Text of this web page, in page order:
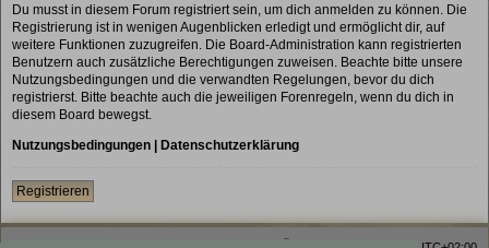
Du musst in diesem Forum registriert sein, um dich anmelden zu können. Die
Registrierung ist in wenigen Augenblicken erledigt und ermöglicht dir, auf
weitere Funktionen zuzugreifen. Die Board-Administration kann registrierten
Benutzern auch zusätzliche Berechtigungen zuweisen. Beachte bitte unsere
Nutzungsbedingungen und die verwandten Regelungen, bevor du dich
registrierst. Bitte beachte auch die jeweiligen Forenregeln, wenn du dich in
diesem Board bewegst.
Nutzungsbedingungen | Datenschutzerklärung
Registrieren